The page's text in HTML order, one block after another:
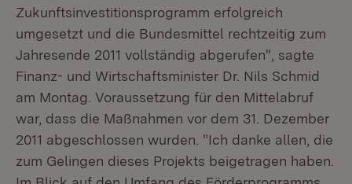
Zukunftsinvestitionsprogramm erfolgreich
umgesetzt und die Bundesmittel rechtzeitig zum
Jahresende 2011 vollständig abgerufen", sagte
Finanz- und Wirtschaftsminister Dr. Nils Schmid
am Montag. Voraussetzung für den Mittelabruf
war, dass die Maßnahmen vor dem 31. Dezember
2011 abgeschlossen wurden. "Ich danke allen, die
zum Gelingen dieses Projekts beigetragen haben.